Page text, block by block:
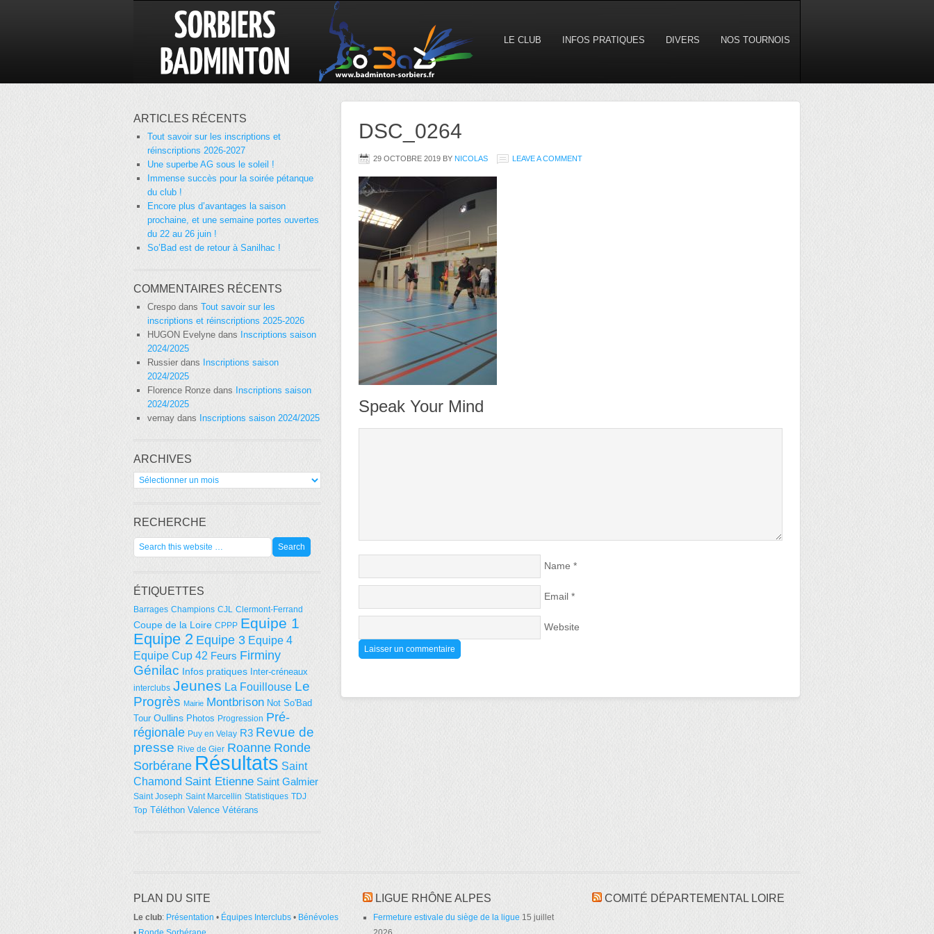
LE CLUB INFOS PRATIQUES DIVERS NOS TOURNOIS
DSC_0264
29 OCTOBRE 2019 BY NICOLAS LEAVE A COMMENT
Speak Your Mind
Name *
Email *
Website
ARTICLES RÉCENTS
Tout savoir sur les inscriptions et
réinscriptions 2026-2027
Une superbe AG sous le soleil !
Immense succès pour la soirée pétanque
du club !
Encore plus d’avantages la saison
prochaine, et une semaine portes ouvertes
du 22 au 26 juin !
So’Bad est de retour à Sanilhac !
COMMENTAIRES RÉCENTS
Crespo dans Tout savoir sur les
inscriptions et réinscriptions 2025-2026
HUGON Evelyne dans
Inscriptions saison
2024/2025
Russier dans Inscriptions saison
2024/2025
Florence Ronze dans Inscriptions saison
2024/2025
vernay dans Inscriptions saison 2024/2025
ARCHIVES
Archives
RECHERCHE
ÉTIQUETTES
Barrages Champions CJL Clermont-Ferrand
Coupe de la Loire CPPP Equipe 1
Equipe 2 Equipe 3 Equipe 4
Equipe Cup 42 Feurs Firminy
Génilac Infos pratiques Inter-créneaux
interclubs Jeunes La Fouillouse Le
Progrès Mairie Montbrison Not So'Bad
Tour Oullins Photos Progression Pré-
régionale Puy en Velay R3 Revue de
presse Rive de Gier Roanne Ronde
Sorbérane Résultats Saint
Chamond Saint Etienne Saint Galmier
Saint Joseph Saint Marcellin Statistiques TDJ
Top Téléthon Valence Vétérans
PLAN DU SITE
Le club: Présentation • Équipes Interclubs • Bénévoles
LIGUE RHÔNE ALPES
Fermeture estivale du siège de la ligue 15 juillet
COMITÉ DÉPARTEMENTAL LOIRE